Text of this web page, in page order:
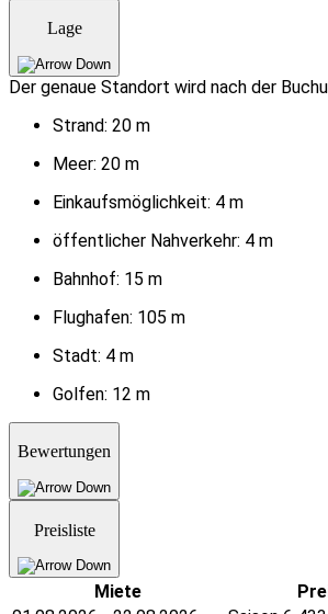
Lage
Der genaue Standort wird nach der
Strand: 20 m
Meer: 20 m
Einkaufsmöglichkeit: 4 m
öffentlicher Nahverkehr: 4 m
Bahnhof: 15 m
Flughafen: 105 m
Stadt: 4 m
Golfen: 12 m
Bewertungen
Preisliste
Miete